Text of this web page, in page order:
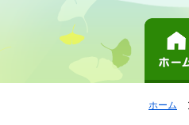
表
ホーム